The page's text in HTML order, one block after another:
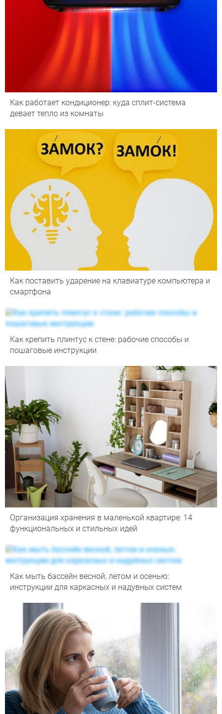
Как работает кондиционер: куда сплит-система
девает тепло из комнаты
Как поставить ударение на клавиатуре компьютера и
смартфона
Как крепить плинтус к стене: рабочие способы и
пошаговые инструкции
Организация хранения в маленькой квартире: 14
функциональных и стильных идей
Как мыть бассейн весной, летом и осенью:
инструкции для каркасных и надувных систем